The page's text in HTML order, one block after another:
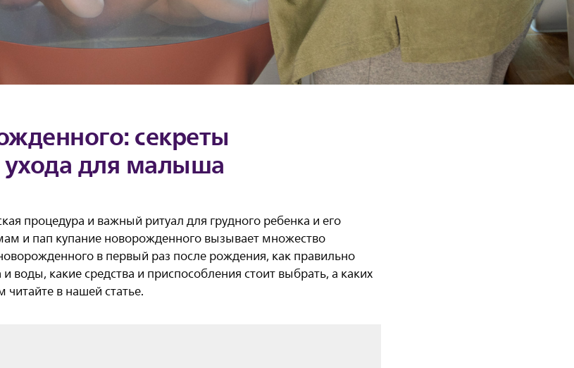
секреты
ухода для малыша
процедура и важный ритуал для грудного ребенка и его
и пап купание новорожденного вызывает множество
в первый раз после рождения, как правильно
воды, какие средства и приспособления стоит выбрать, а каких
в нашей статье.